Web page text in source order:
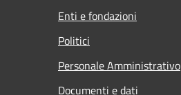
Enti e fondazioni
Politici
Personale Amministrativo
Documenti e dati